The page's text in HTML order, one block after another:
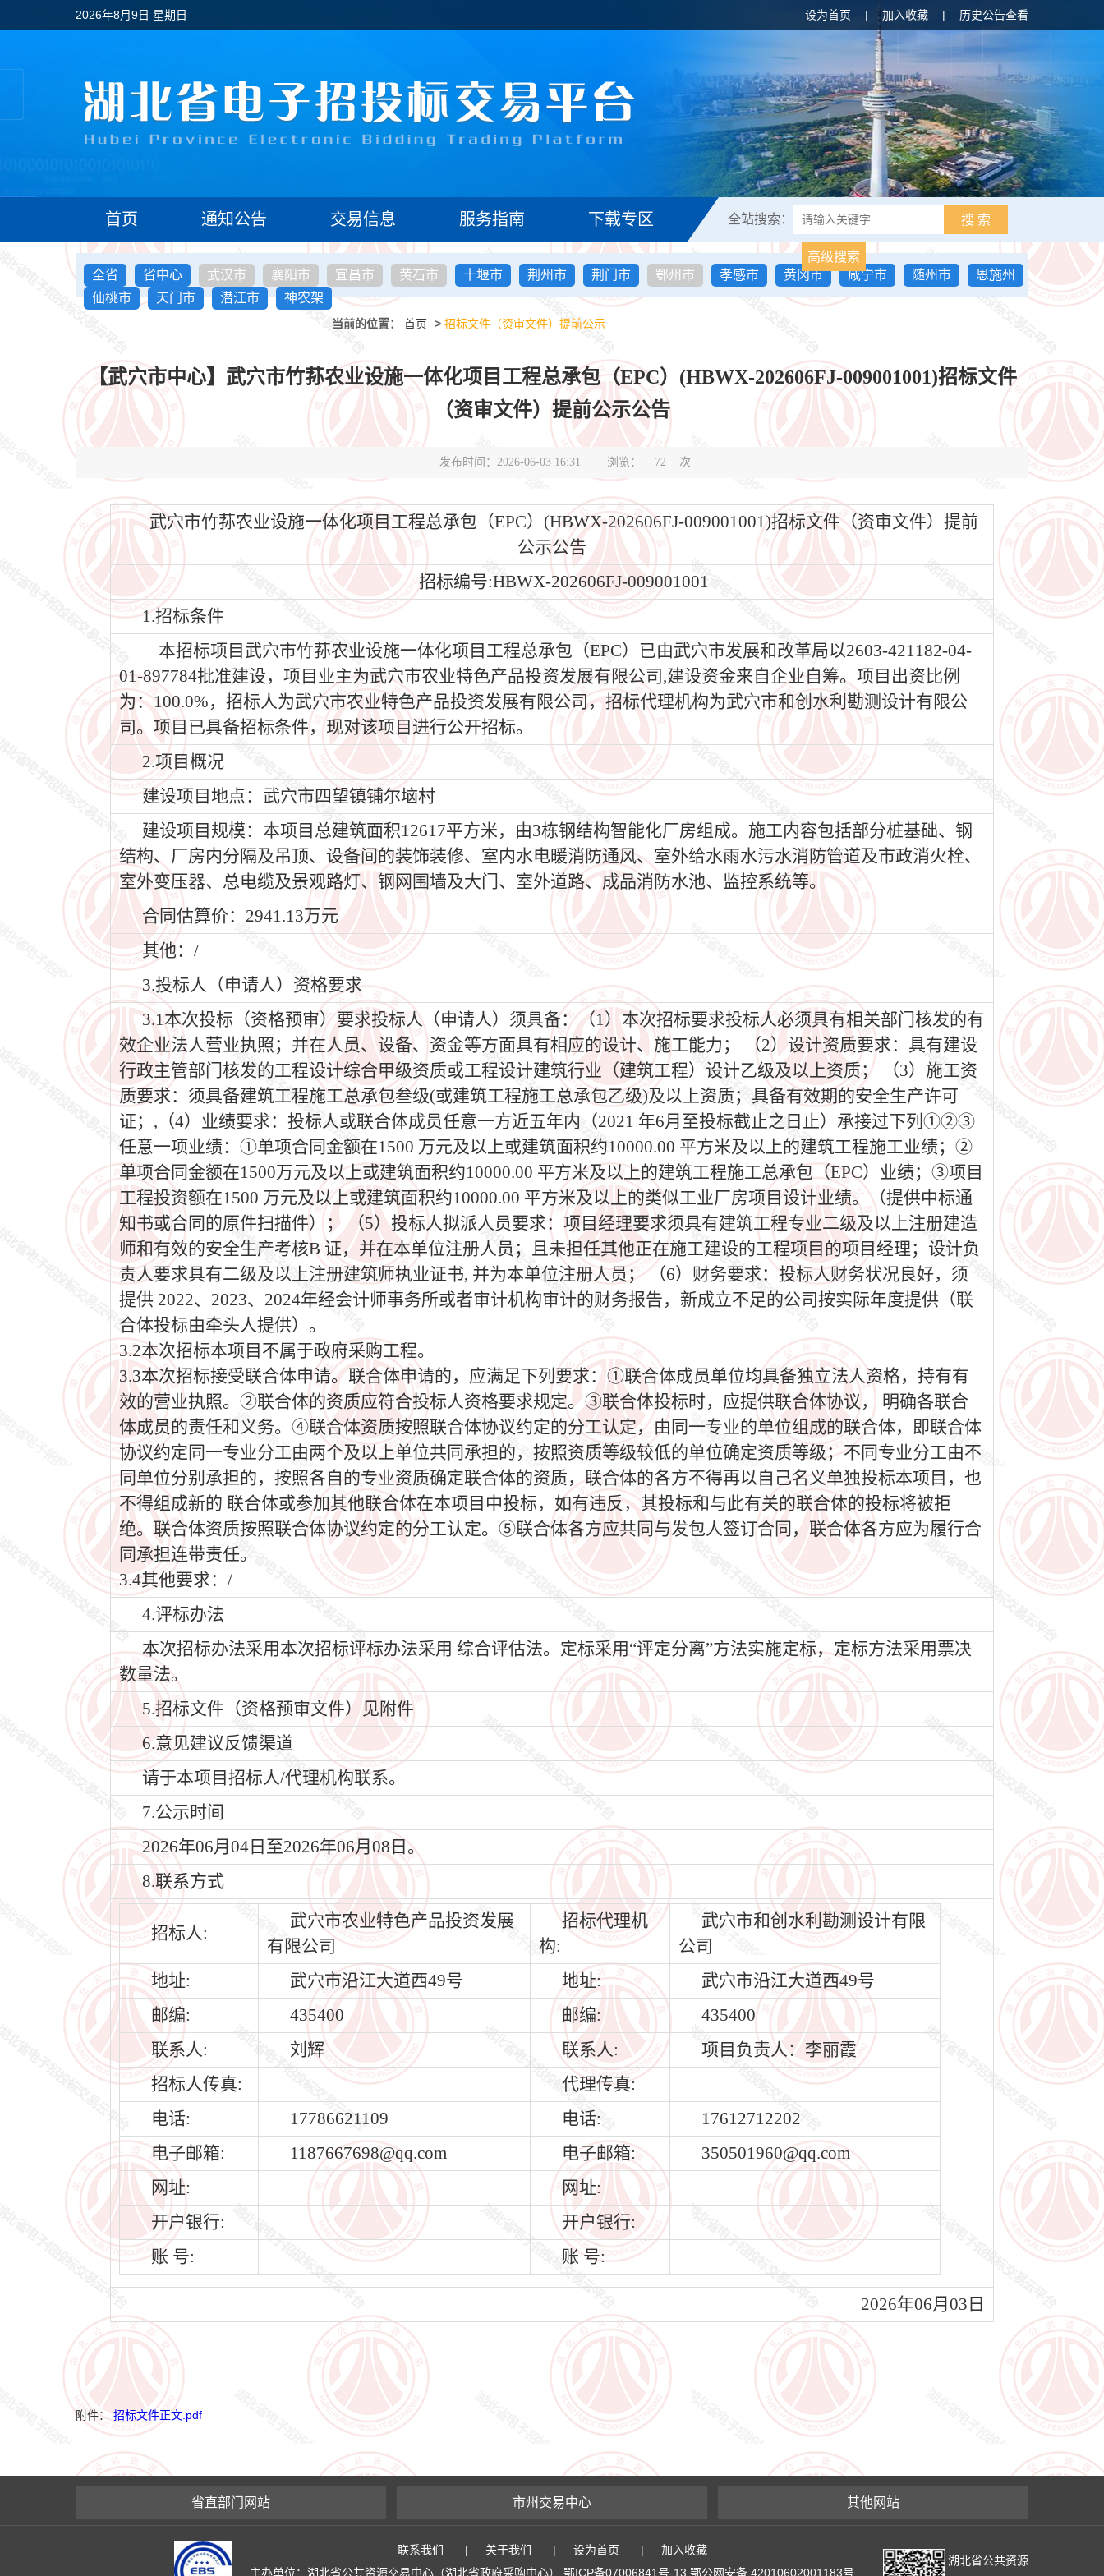
2026年8月9日 星期日 设为首页 | 加入收藏 | 历史公告查看
首页 通知公告 交易信息 服务指南 下载专区 全站搜索： 搜 索
高级搜索
全省
省中心 武汉市 襄阳市 宜昌市 黄石市 十堰市 荆州市 荆门市 鄂州市 孝感市 黄冈市 咸宁市 随州市
恩施州
仙桃市
天门市 潜江市 神农架
当前的位置： 首页 > 招标文件（资审文件）提前公示
【武穴市中心】武穴市竹荪农业设施一体化项目工程总承包（EPC）(HBWX-202606FJ-009001001)招标文件
（资审文件）提前公示公告
发布时间：2026-06-03 16:31 浏览： 72 次
武穴市竹荪农业设施一体化项目工程总承包（EPC）(HBWX-202606FJ-009001001)招标文件（资审文件）提前
公示公告
招标编号:HBWX-202606FJ-009001001
1.招标条件
本招标项目武穴市竹荪农业设施一体化项目工程总承包（EPC）已由武穴市发展和改革局以2603-421182-04-
01-897784批准建设，项目业主为武穴市农业特色产品投资发展有限公司,建设资金来自企业自筹。项目出资比例
为：100.0%，招标人为武穴市农业特色产品投资发展有限公司，招标代理机构为武穴市和创水利勘测设计有限公
司。项目已具备招标条件，现对该项目进行公开招标。
2.项目概况
建设项目地点：武穴市四望镇铺尔垴村
建设项目规模：本项目总建筑面积12617平方米，由3栋钢结构智能化厂房组成。施工内容包括部分桩基础、钢
结构、厂房内分隔及吊顶、设备间的装饰装修、室内水电暖消防通风、室外给水雨水污水消防管道及市政消火栓、
室外变压器、总电缆及景观路灯、钢网围墙及大门、室外道路、成品消防水池、监控系统等。
合同估算价：2941.13万元
其他：/
3.投标人（申请人）资格要求
3.1本次投标（资格预审）要求投标人（申请人）须具备：（1）本次招标要求投标人必须具有相关部门核发的有
效企业法人营业执照；并在人员、设备、资金等方面具有相应的设计、施工能力； （2）设计资质要求：具有建设
行政主管部门核发的工程设计综合甲级资质或工程设计建筑行业（建筑工程）设计乙级及以上资质； （3）施工资
质要求：须具备建筑工程施工总承包叁级(或建筑工程施工总承包乙级)及以上资质；具备有效期的安全生产许可
证；,（4）业绩要求：投标人或联合体成员任意一方近五年内（2021 年6月至投标截止之日止）承接过下列①②③
任意一项业绩：①单项合同金额在1500 万元及以上或建筑面积约10000.00 平方米及以上的建筑工程施工业绩；②
单项合同金额在1500万元及以上或建筑面积约10000.00 平方米及以上的建筑工程施工总承包（EPC）业绩；③项目
工程投资额在1500 万元及以上或建筑面积约10000.00 平方米及以上的类似工业厂房项目设计业绩。（提供中标通
知书或合同的原件扫描件）； （5）投标人拟派人员要求：项目经理要求须具有建筑工程专业二级及以上注册建造
师和有效的安全生产考核B 证，并在本单位注册人员；且未担任其他正在施工建设的工程项目的项目经理；设计负
责人要求具有二级及以上注册建筑师执业证书, 并为本单位注册人员； （6）财务要求：投标人财务状况良好，须
提供 2022、2023、2024年经会计师事务所或者审计机构审计的财务报告，新成立不足的公司按实际年度提供（联
合体投标由牵头人提供）。
3.2本次招标本项目不属于政府采购工程。
3.3本次招标接受联合体申请。联合体申请的，应满足下列要求：①联合体成员单位均具备独立法人资格，持有有
效的营业执照。②联合体的资质应符合投标人资格要求规定。③联合体投标时，应提供联合体协议， 明确各联合
体成员的责任和义务。④联合体资质按照联合体协议约定的分工认定，由同一专业的单位组成的联合体，即联合体
协议约定同一专业分工由两个及以上单位共同承担的，按照资质等级较低的单位确定资质等级；不同专业分工由不
同单位分别承担的，按照各自的专业资质确定联合体的资质，联合体的各方不得再以自己名义单独投标本项目，也
不得组成新的 联合体或参加其他联合体在本项目中投标，如有违反，其投标和与此有关的联合体的投标将被拒
绝。联合体资质按照联合体协议约定的分工认定。⑤联合体各方应共同与发包人签订合同，联合体各方应为履行合
同承担连带责任。
3.4其他要求：/
4.评标办法
本次招标办法采用本次招标评标办法采用 综合评估法。定标采用“评定分离”方法实施定标，定标方法采用票决
数量法。
5.招标文件（资格预审文件）见附件
6.意见建议反馈渠道
请于本项目招标人/代理机构联系。
7.公示时间
2026年06月04日至2026年06月08日。
8.联系方式
招标人:
武穴市农业特色产品投资发展
有限公司
招标代理机
构:
武穴市和创水利勘测设计有限
公司
地址:
武穴市沿江大道西49号 地址:
武穴市沿江大道西49号
邮编:
435400 邮编:
435400
联系人:
刘辉 联系人:
项目负责人：李丽霞
招标人传真:
代理传真:
电话:
17786621109 电话:
17612712202
电子邮箱:
1187667698@qq.com 电子邮箱:
350501960@qq.com
网址:
网址:
开户银行:
开户银行:
账 号:
账 号:
2026年06月03日
附件：招标文件正文.pdf
省直部门网站 市州交易中心 其他网站
联系我们 | 关于我们 | 设为首页 |
加入收藏
主办单位：湖北省公共资源交易中心（湖北省政府采购中心） 鄂ICP备07006841号-13 鄂公网安备 42010602001183号
湖北省公共资源